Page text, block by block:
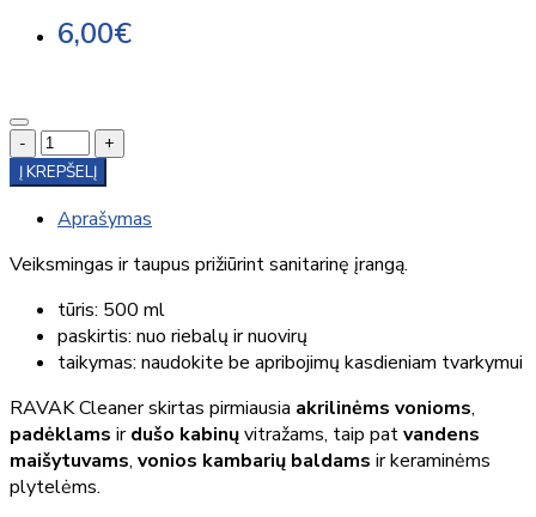
6,00€
-
+
Į KREPŠELĮ
Aprašymas
Veiksmingas ir taupus prižiūrint sanitarinę įrangą.
tūris: 500 ml
paskirtis: nuo riebalų ir nuovirų
taikymas: naudokite be apribojimų kasdieniam tvarkymui
RAVAK Cleaner skirtas pirmiausia akrilinėms vonioms,
padėklams irdušo kabinųvitražams, taip patvandens
maišytuvams, vonios kambarių baldams ir keraminėms
plytelėms.